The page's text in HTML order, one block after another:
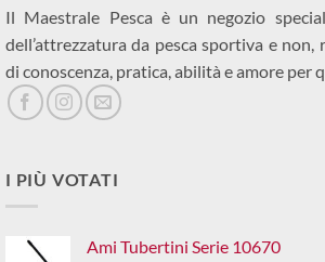
Il Maestrale Pesca è un negozio
dell’attrezzatura da pesca sportiva e non,
di conoscenza, pratica, abilità e amore per
I PIÙ VOTATI
Ami Tubertini Serie 10670